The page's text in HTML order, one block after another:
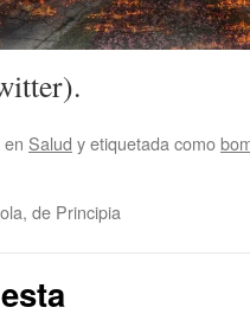
Salud y etiquetada como
de Principia